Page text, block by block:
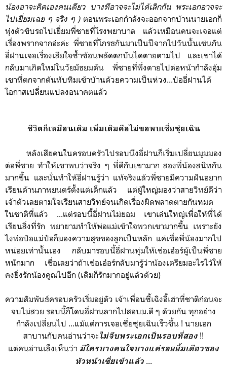
น้องอาจะคิดเองคนเดียว บางทีอาจจะไม่ได้เลิกกัน พระเอกอาจจะ
ไปเยี่ยมเฉย ๆ จริง ๆ )ตอนพระเอกกำลังจะออกจากบ้านนายเอกก็
พุ่งตัวขับรถไปเยี่ยมพี่ชายที่โรงพยาบาล แล้วเหมือนคนจะเจอแต่
เรื่องพรากจากอ่ะค่ะ พี่ชายที่โกรธกันมาเป็นปีจากไปวันนั้นเช่นกัน
อี่ฝานเจอเรื่องเสียใจซ้ำซ้อนพลัดตกบันไดตายตามไป และเขาได้
กลับมาเกิดใหม่ในวัยมัธยมต้น พี่ชายที่พึ่งตายไปต่อหน้ากำลังอุ้ม
เขาที่ตกจากต้นทับทิมเข้าบ้านด้วยความเป็นห่วง...ป๋ออี่ฝานได้
โอกาสเปลี่ยนแปลงอนาคตแล้ว
ชีวิตก็เหมือนเดิม เพิ่มเติมคือไม่ขอพบเซี่ยซุ่ยเฉิน
หลังเสียคนในครอบครัวไปรอบนึงอี่ฝานก็เริ่มเปลี่ยนมุมมอง
ต่อพี่ชาย ทำให้เขาพบว่าจริง ๆ พี่ดีกับเขามาก สองพี่น้องสนิทกัน
มากขึ้น และนั่นทำให้อี่ฝานรู้ว่า แท้จริงแล้วพี่ชายมีความฝันอยาก
เรียนด้านภาพยนตร์ตั้งแต่เด็กแล้ว แต่ผู้ใหญ่มองว่าสายวิทย์ดีว่า
เจ้าตัวเลยตามใจเรียนสายวิทย์จนเกิดเรื่องผิดพลาดตายกันหมด
ในชาติที่แล้ว ...แต่รอบนี้อี่ฝานไม่ยอม เขาเล่นใหญ่เพื่อให้พี่ได้
เรียนสิ่งที่รัก พยายามทำให้พ่อแม่เข้าใจพวกเขามากขึ้น เพราะยัง
ไงพ่อป๋อแม่ป๋อก็มองความสุขของลูกเป็นหลัก แค่เชื่อพี่น้องมากไป
หน่อยเท่านั้นเอง กลับมารอบนี้อี่ฝานทุ่มให้เข่อเอ๋อร์ผู้เป็นพี่ชาย
หนักมาก เชื่อเลยว่าถ้าเข่อเอ๋อร์กลับมารู้ว่าน้องเตรียมอะไรไว้ให้
คงยิ่งรักน้องคูณไปอีก (เดิมก็รักมากอยู่แล้วด้วย)
ความสัมพันธ์ครอบครัวเริ่มอยู่ตัว เจ้าเพื่อนซี้เฉิงอี้เฮ่าที่ชาติก่อนจะ
จบไม่สวย รอบนี้ก็โดนอี่ฝานลากไปสอบม.ดี ๆ ด้วยกัน ทุกอย่าง
กำลังเปลี่ยนไป ...แม้แต่การเจอเซี่ยซุ่ยเฉินเร็วขึ้น ! นายเอก
สาบานกับคนอ่านว่าจะไม่จีบพระเอกเป็นรอบที่สอง !!
แต่คนอ่านเล็งเห็นว่า มีใครบางคนใจบางแค่รอยยิ้มเดียวของ
หัวหน้าเซี่ยเข้าแล้ว ...